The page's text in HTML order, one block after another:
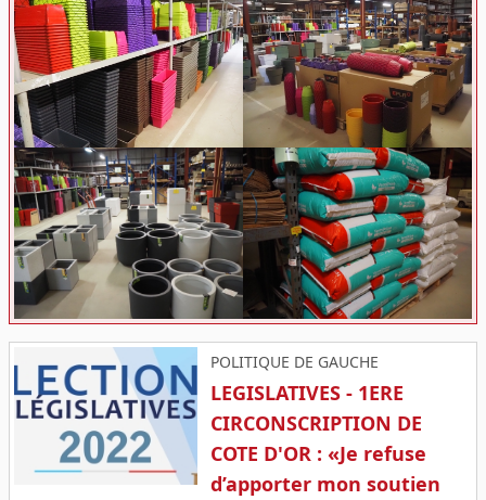
POLITIQUE DE GAUCHE
LEGISLATIVES - 1ERE
CIRCONSCRIPTION DE
COTE D'OR : «Je refuse
d’apporter mon soutien